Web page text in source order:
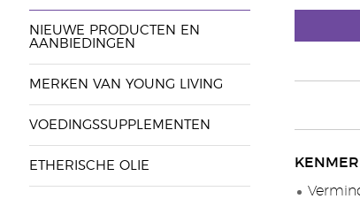
NIEUWE PRODUCTEN EN
AANBIEDINGEN
MERKEN VAN YOUNG LIVING
VOEDINGSSUPPLEMENTEN
ETHERISCHE OLIE